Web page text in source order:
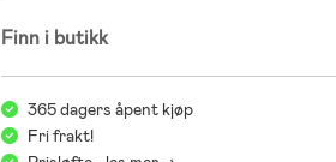
Finn i butikk
365 dagers åpent kjøp
Fri frakt!